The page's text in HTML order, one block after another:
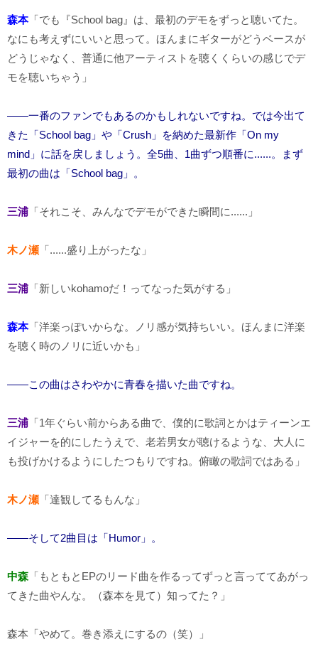
森本「でも『School bag』は、最初のデモをずっと聴いてた。
なにも考えずにいいと思って。ほんまにギターがどうベースが
どうじゃなく、普通に他アーティストを聴くくらいの感じでデ
モを聴いちゃう」
――一番のファンでもあるのかもしれないですね。では今出て
きた「School bag」や「Crush」を納めた最新作「On my
mind」に話を戻しましょう。全5曲、1曲ずつ順番に......。まず
最初の曲は「School bag」。
三浦 「それこそ、みんなでデモができた瞬間に......」
木ノ瀬 「......盛り上がったな」
三浦 「新しいkohamoだ！ってなった気がする」
森本「洋楽っぽいからな。ノリ感が気持ちいい。ほんまに洋楽
を聴く時のノリに近いかも」
――この曲はさわやかに青春を描いた曲ですね。
三浦 「1年ぐらい前からある曲で、僕的に歌詞とかはティーンエ
イジャーを的にしたうえで、老若男女が聴けるような、大人に
も投げかけるようにしたつもりですね。俯瞰の歌詞ではある」
木ノ瀬 「達観してるもんな」
――そして2曲目は「Humor」。
中森 「もともとEPのリード曲を作るってずっと言っててあがっ
てきた曲やんな。（森本を見て）知ってた？」
森本「やめて。巻き添えにするの（笑）」